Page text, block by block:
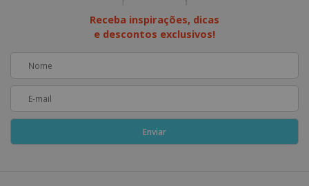
Receba inspirações, dicas
e descontos exclusivos!